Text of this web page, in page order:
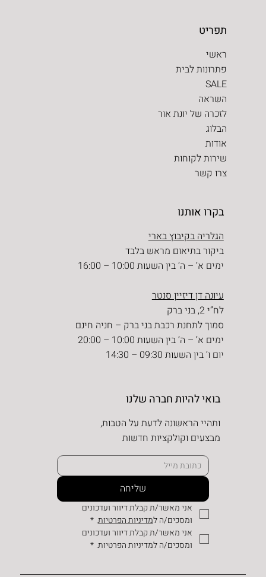
בקרו אותנו
הגלריה בקיבוץ בארי
ביקור בתיאום מראש בלבד
ימים א’ – ה’ בין השעות 10:00 – 16:00
עיונה דן דיזיין סנטר
לח”י 2, בני ברק
סמוך לתחנת רכבת בני ברק – חניה חינם
ימים א’ – ה’ בין השעות 10:00 – 20:00
יום ו’ בין השעות 09:30 – 14:30
תפריט
ראשי
פתרונות לבית
SALE
השראה
לזכרה של יונת אור
הבלוג
אודות
שירות לקוחות
צרו קשר
בואי להיות חברה שלנו
ותהיי הראשונה לדעת על הטבות,
מבצעים וקולקציות חדשות
שליחה
ומסכים/ה למדיניות הפרטיות.
*
ומסכים/ה למדיניות הפרטיות. *